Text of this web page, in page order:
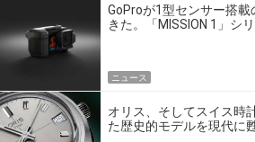
GoProが1型センサー搭
きた。「MISSION 1」シ
ニュース
オリス、そしてスイス時
た歴史的モデルを現代に